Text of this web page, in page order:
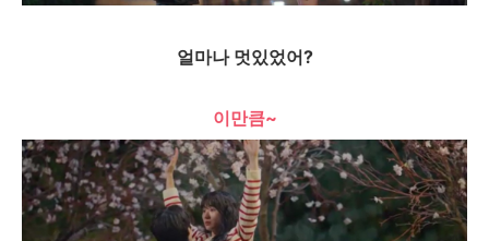
얼마나 멋있었어?
이만큼~